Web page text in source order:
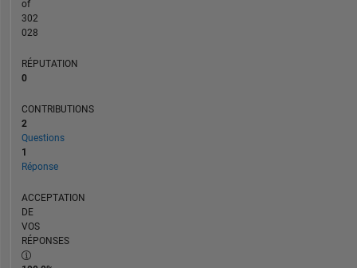
of
302
028
RÉPUTATION
0
CONTRIBUTIONS
2
Questions
1
Réponse
ACCEPTATION
DE
VOS
RÉPONSES